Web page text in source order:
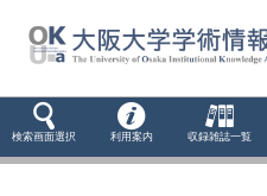
検索画面選択 利用案内 収録雑誌一覧